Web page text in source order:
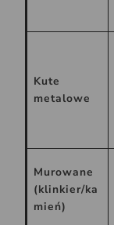
Kute
metalowe
Murowane
(klinkier/ka
mień)